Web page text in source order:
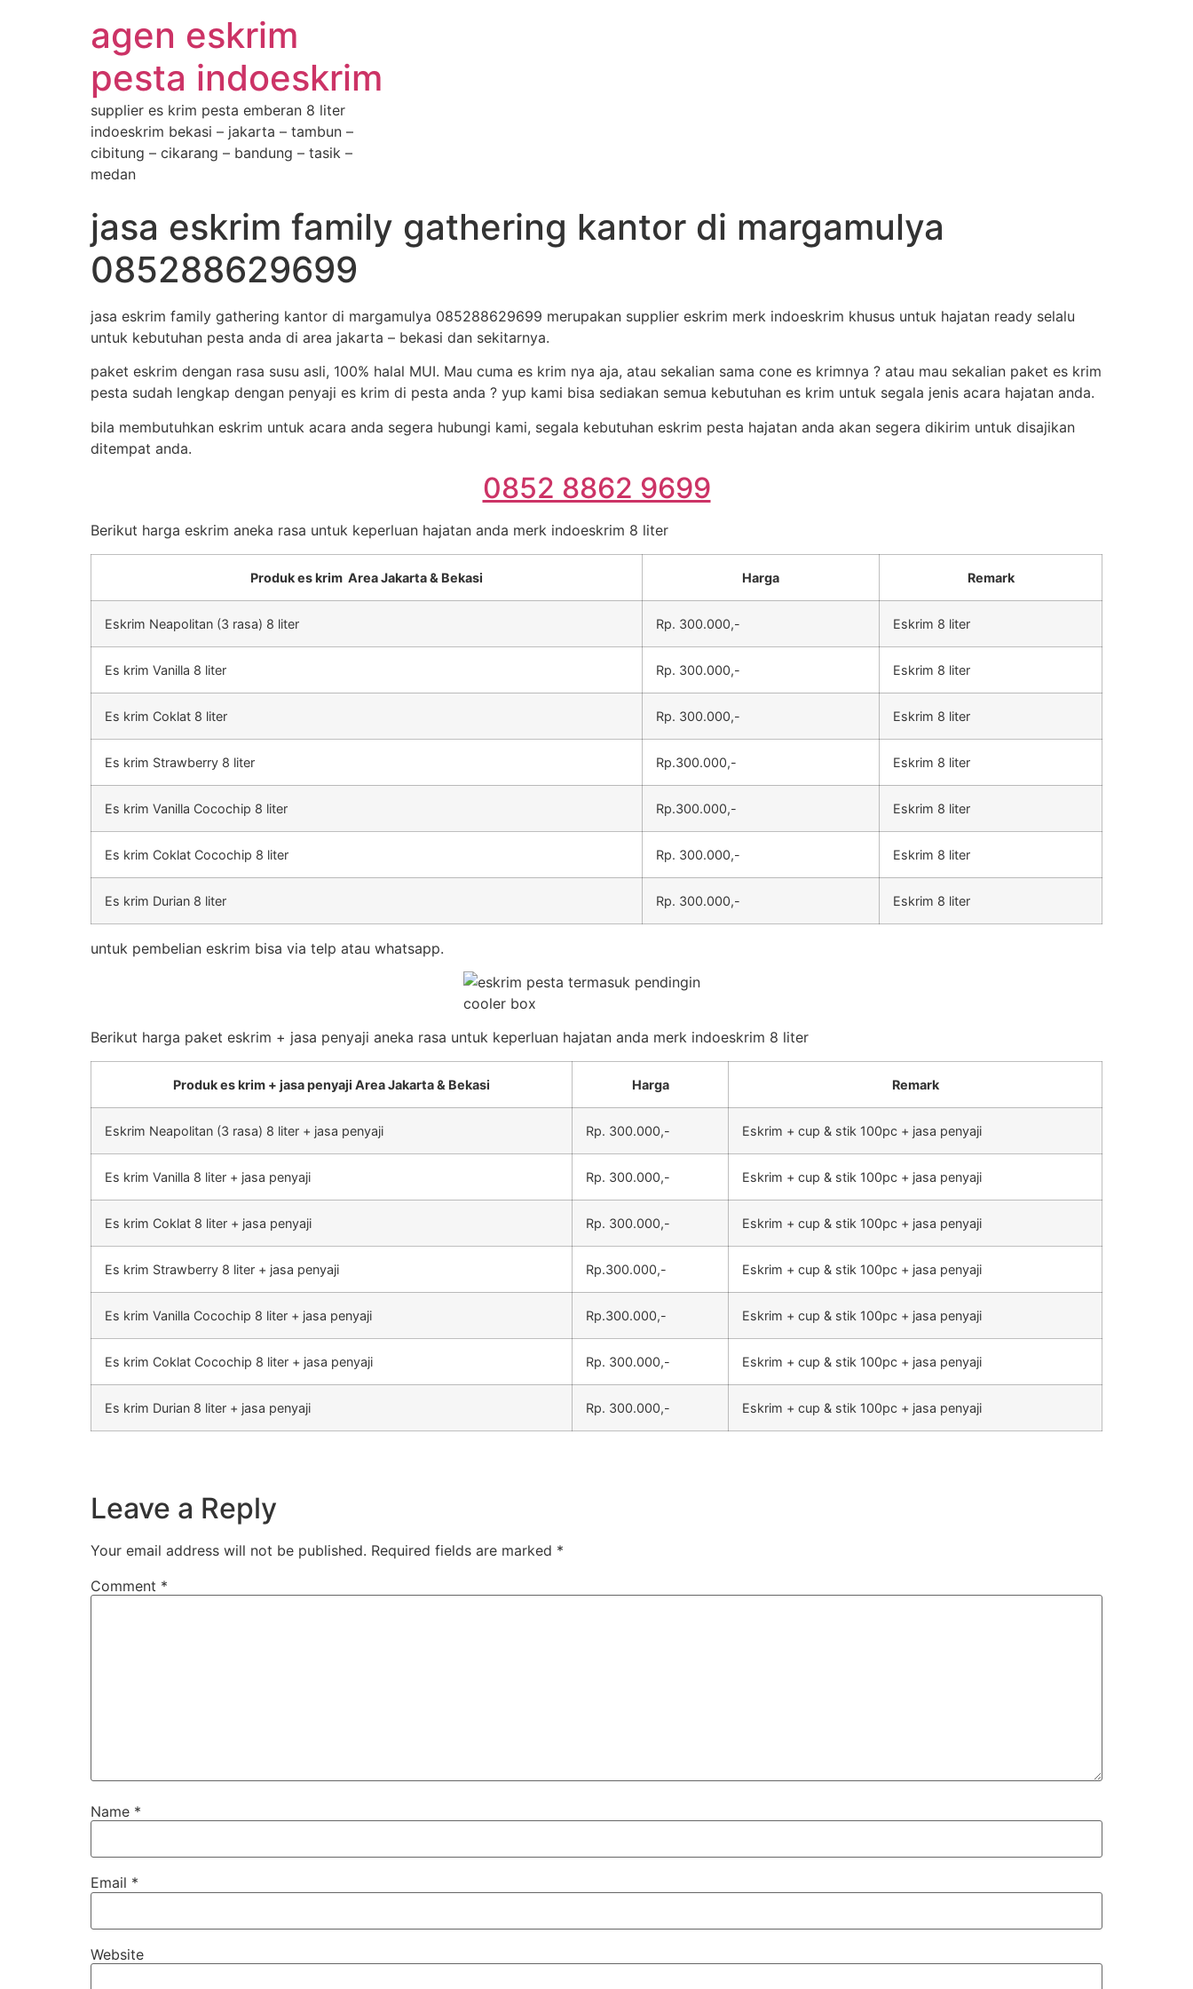
agen eskrim
pesta indoeskrim
supplier es krim pesta emberan 8 liter
indoeskrim bekasi – jakarta – tambun –
cibitung – cikarang – bandung – tasik –
medan
jasa eskrim family gathering kantor di margamulya
085288629699
jasa eskrim family gathering kantor di margamulya 085288629699 merupakan supplier eskrim merk indoeskrim khusus untuk hajatan ready selalu
untuk kebutuhan pesta anda di area jakarta – bekasi dan sekitarnya.
paket eskrim dengan rasa susu asli, 100% halal MUI. Mau cuma es krim nya aja, atau sekalian sama cone es krimnya ? atau mau sekalian paket es krim
pesta sudah lengkap dengan penyaji es krim di pesta anda ? yup kami bisa sediakan semua kebutuhan es krim untuk segala jenis acara hajatan anda.
bila membutuhkan eskrim untuk acara anda segera hubungi kami, segala kebutuhan eskrim pesta hajatan anda akan segera dikirim untuk disajikan
ditempat anda.
0852 8862 9699
Berikut harga eskrim aneka rasa untuk keperluan hajatan anda merk indoeskrim 8 liter
Produk es krim Area Jakarta & Bekasi Harga Remark
Eskrim Neapolitan (3 rasa) 8 liter Rp. 300.000,- Eskrim 8 liter
Es krim Vanilla 8 liter Rp. 300.000,- Eskrim 8 liter
Es krim Coklat 8 liter Rp. 300.000,- Eskrim 8 liter
Es krim Strawberry 8 liter Rp.300.000,- Eskrim 8 liter
Es krim Vanilla Cocochip 8 liter Rp.300.000,- Eskrim 8 liter
Es krim Coklat Cocochip 8 liter Rp. 300.000,- Eskrim 8 liter
Es krim Durian 8 liter Rp. 300.000,- Eskrim 8 liter
untuk pembelian eskrim bisa via telp atau whatsapp.
Berikut harga paket eskrim + jasa penyaji aneka rasa untuk keperluan hajatan anda merk indoeskrim 8 liter
Produk es krim + jasa penyaji Area Jakarta & Bekasi Harga Remark
Eskrim Neapolitan (3 rasa) 8 liter + jasa penyaji Rp. 300.000,- Eskrim + cup & stik 100pc + jasa penyaji
Es krim Vanilla 8 liter + jasa penyaji Rp. 300.000,- Eskrim + cup & stik 100pc + jasa penyaji
Es krim Coklat 8 liter + jasa penyaji Rp. 300.000,- Eskrim + cup & stik 100pc + jasa penyaji
Es krim Strawberry 8 liter + jasa penyaji Rp.300.000,- Eskrim + cup & stik 100pc + jasa penyaji
Es krim Vanilla Cocochip 8 liter + jasa penyaji Rp.300.000,- Eskrim + cup & stik 100pc + jasa penyaji
Es krim Coklat Cocochip 8 liter + jasa penyaji Rp. 300.000,- Eskrim + cup & stik 100pc + jasa penyaji
Es krim Durian 8 liter + jasa penyaji Rp. 300.000,- Eskrim + cup & stik 100pc + jasa penyaji
Leave a Reply
Your email address will not be published. Required fields are marked *
Comment *
Name *
Email *
Website